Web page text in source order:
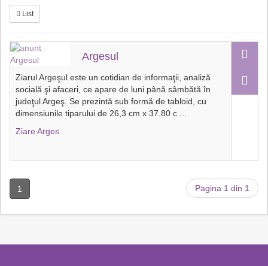
List
Argesul
Ziarul Argeşul este un cotidian de informaţii, analiză
socială şi afaceri, ce apare de luni până sâmbătă în
judeţul Argeş. Se prezintă sub formă de tabloid, cu
dimensiunile tiparului de 26,3 cm x 37.80 c
Ziare Arges
1 Pagina 1 din 1